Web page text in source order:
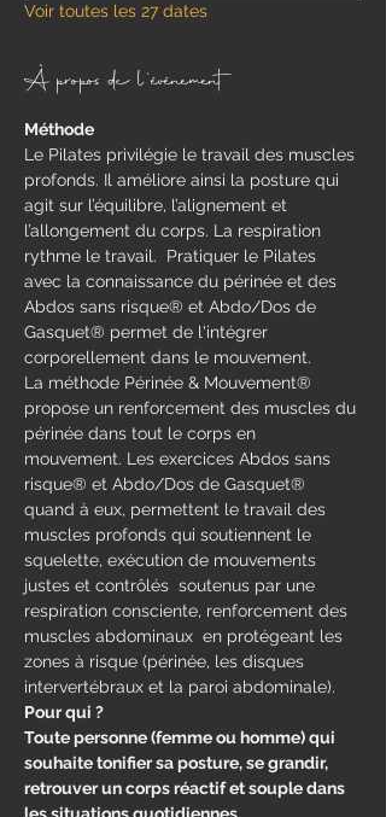
Voir toutes les 27 dates
À propos de l'événement
Méthode
​Le Pilates privilégie le travail des muscles
profonds. Il améliore ainsi la posture qui
agit sur l’équilibre, l’alignement et
l’allongement du corps. La respiration
rythme le travail.  Pratiquer le Pilates
avec la connaissance du périnée et des
Abdos sans risque® et Abdo/Dos de
Gasquet® permet de l'intégrer
corporellement dans le mouvement.
La méthode Périnée & Mouvement®
propose un renforcement des muscles du
périnée dans tout le corps en
mouvement.​ Les exercices Abdos sans
risque® et Abdo/Dos de Gasquet®
quand à eux, permettent le travail des
muscles profonds qui soutiennent le
squelette, exécution de mouvements
justes et contrôlés  soutenus par une
respiration consciente, renforcement des
muscles abdominaux  en protégeant les
zones à risque (périnée, les disques
intervertébraux et la paroi abdominale).
Pour qui ?
Toute personne (femme ou homme) qui
souhaite tonifier sa posture, se grandir,
retrouver un corps réactif et souple dans